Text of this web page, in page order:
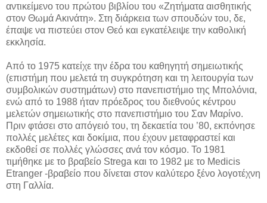
αντικείμενο του πρώτου βιβλίου του «Ζητήματα αισθητικής
στον Θωμά Ακινάτη». Στη διάρκεια των σπουδών του, δε,
έπαψε να πιστεύει στον Θεό και εγκατέλειψε την καθολική
εκκλησία.
Από το 1975 κατείχε την έδρα του καθηγητή σημειωτικής
(επιστήμη που μελετά τη συγκρότηση και τη λειτουργία των
συμβολικών συστημάτων) στο πανεπιστήμιο της Μπολόνια,
ενώ από το 1988 ήταν πρόεδρος του διεθνούς κέντρου
μελετών σημειωτικής στο πανεπιστήμιο του Σαν Μαρίνο.
Πριν φτάσει στο απόγειό του, τη δεκαετία του ’80, εκπόνησε
πολλές μελέτες και δοκίμια, που έχουν μεταφραστεί και
εκδοθεί σε πολλές γλώσσες ανά τον κόσμο. Το 1981
τιμήθηκε με το βραβείο Strega και το 1982 με το Medicis
Etranger -βραβείο που δίνεται στον καλύτερο ξένο λογοτέχνη
στη Γαλλία.